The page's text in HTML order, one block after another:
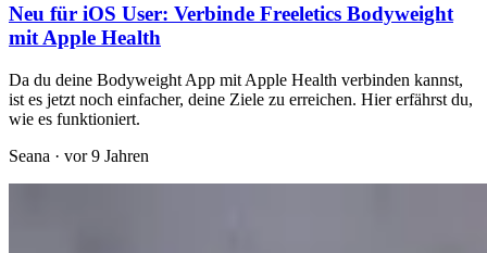
Neu für iOS User: Verbinde Freeletics Bodyweight
mit Apple Health
Da du deine Bodyweight App mit Apple Health verbinden kannst,
ist es jetzt noch einfacher, deine Ziele zu erreichen. Hier erfährst du,
wie es funktioniert.
Seana · vor 9 Jahren